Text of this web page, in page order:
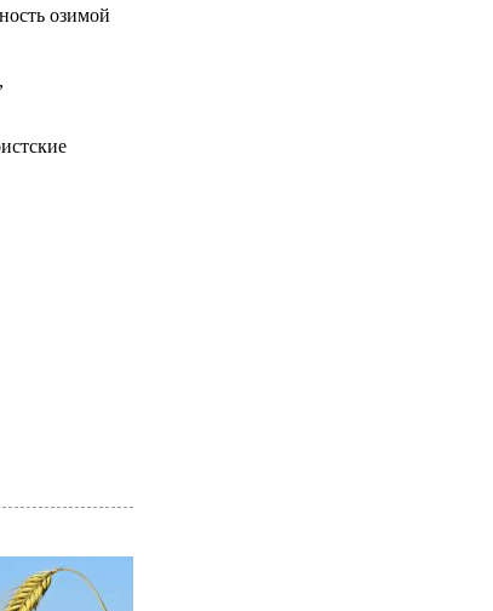
озимой